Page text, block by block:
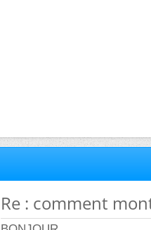
Re : comment